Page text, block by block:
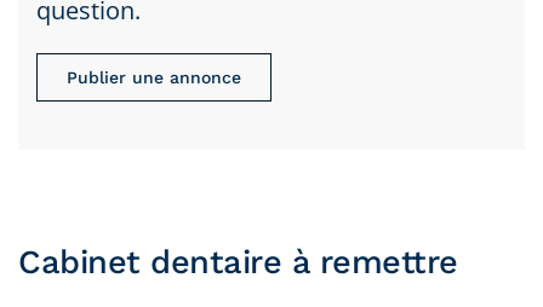
question.
Publier une annonce
Cabinet dentaire à remettre